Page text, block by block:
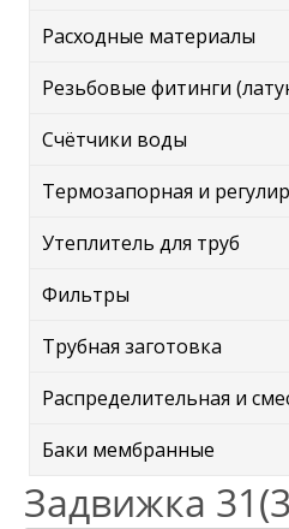
Расходные материалы
Резьбовые фитинги
Счётчики воды
Термозапорная и
Утеплитель для труб
Фильтры
Трубная заготовка
Распределительная и
Баки мембранные
Задвижка